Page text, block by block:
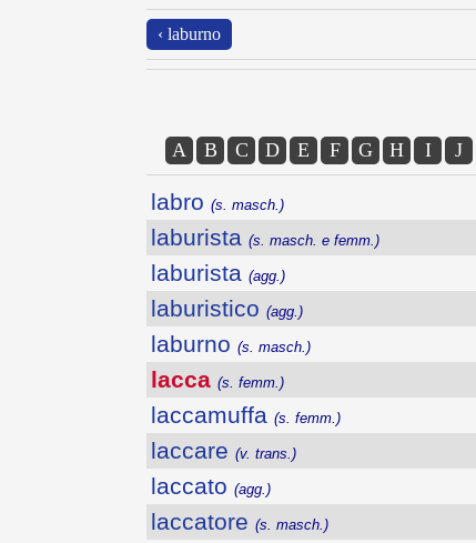
‹ laburno
A B C D E F G H I J
labro (s. masch.)
laburista (s. masch. e femm.)
laburista (agg.)
laburistico (agg.)
laburno (s. masch.)
lacca (s. femm.)
laccamuffa (s. femm.)
laccare (v. trans.)
laccato (agg.)
laccatore (s. masch.)